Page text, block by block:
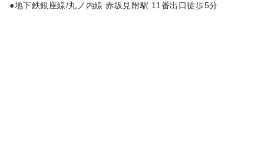
●地下鉄銀座線/丸ノ内線 赤坂見附駅 11番出口徒歩5分